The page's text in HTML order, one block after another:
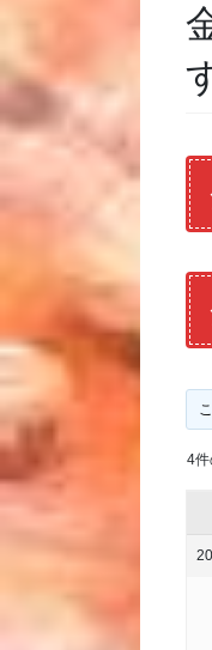
4